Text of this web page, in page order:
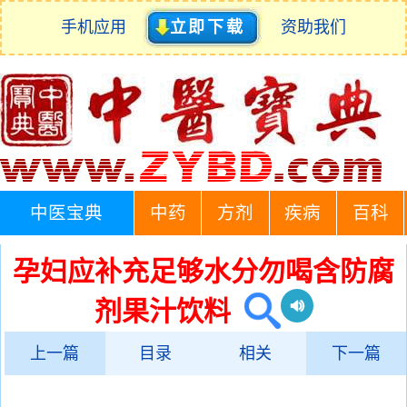
手机应用 立即下载 资助我们
中医宝典 中药 方剂 疾病 百科
孕妇应补充足够水分勿喝含防腐
剂果汁饮料
上一篇 目录 相关 下一篇